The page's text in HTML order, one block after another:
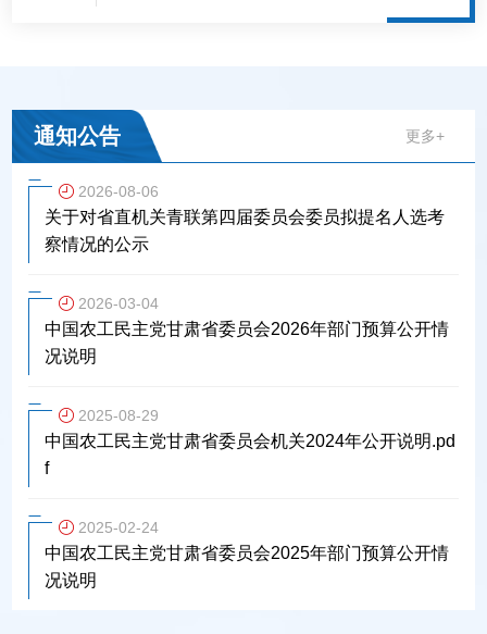
片。
通知公告 更多+
2026-08-06
关于对省直机关青联第四届委员会委员拟提名人选考
察情况的公示
2026-03-04
中国农工民主党甘肃省委员会2026年部门预算公开情
况说明
2025-08-29
中国农工民主党甘肃省委员会机关2024年公开说明.pd
f
2025-02-24
中国农工民主党甘肃省委员会2025年部门预算公开情
况说明